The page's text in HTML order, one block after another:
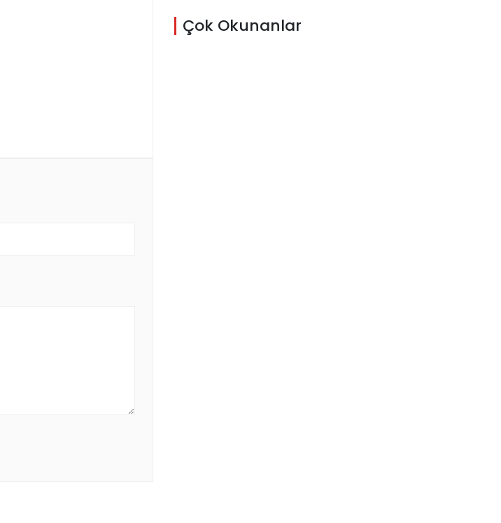
Çok Okunanlar